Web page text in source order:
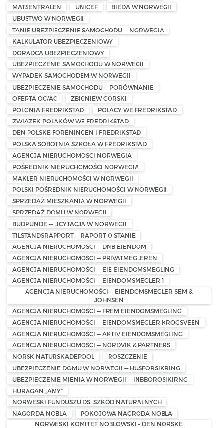
MATSENTRALEN
UNICEF
BIEDA W NORWEGII
UBUSTWO W NORWEGII
TANIE UBEZPIECZENIE SAMOCHODU — NORWEGIA
KALKULATOR UBEZPIECZENIOWY
DORADCA UBEZPIECZENIOWY
UBEZPIECZENIE SAMOCHODU W NORWEGII
WYPADEK SAMOCHODEM W NORWEGII
UBEZPIECZENIE SAMOCHODU — PORÓWNANIE
OFERTA OC/AC
ZBIGNIEW GÓRSKI
POLONIA FREDRIKSTAD
POLACY WE FREDRIKSTAD
ZWIĄZEK POLAKÓW WE FREDRIKSTAD
DEN POLSKE FORENINGEN I FREDRIKSTAD
POLSKA SOBOTNIA SZKOŁA W FREDRIKSTAD
AGENCJA NIERUCHOMOŚCI NORWEGIA
POŚREDNIK NIERUCHOMOŚCI NORWEGIA
MAKLER NIERUCHOMOŚCI W NORWEGII
POLSKI POŚREDNIK NIERUCHOMOŚCI W NORWEGII
SPRZEDAŻ MIESZKANIA W NORWEGII
SPRZEDAŻ DOMU W NORWEGII
BUDRUNDE — LICYTACJA W NORWEGII
TILSTANDSRAPPORT — RAPORT O STANIE
AGENCJA NIERUCHOMOŚCI — DNB EIENDOM
AGENCJA NIERUCHOMOŚCI — PRIVATMEGLEREN
AGENCJA NIERUCHOMOŚCI — EIE EIENDOMSMEGLING
AGENCJA NIERUCHOMOŚCI — EIENDOMSMEGLER 1
AGENCJA NIERUCHOMOŚCI — EIENDOMSMEGLER SEM &
JOHNSEN
AGENCJA NIERUCHOMOŚCI — FREM EIENDOMSMEGLING
AGENCJA NIERUCHOMOŚCI — EIENDOMSMEGLER KROGSVEEN
AGENCJA NIERUCHOMOŚCI — AKTIV EIENDOMSMEGLING
AGENCJA NIERUCHOMOŚCI — NORDVIK & PARTNERS
NORSK NATURSKADEPOOL
ROSZCZENIE
UBEZPIECZENIE DOMU W NORWEGII — HUSFORSIKRING
UBEZPIECZENIE MIENIA W NORWEGII — INBBOROSIKIRNG
HURAGAN „AMY”
NORWESKI FUNDUSZU DS. SZKÓD NATURALNYCH
NAGORDA NOBLA
POKOJOWA NAGRODA NOBLA
NORWESKI KOMITET NOBLOWSKI – DEN NORSKE